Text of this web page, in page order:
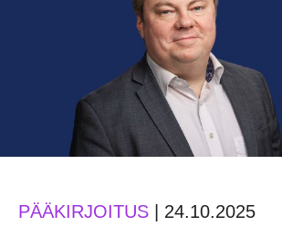
PÄÄKIRJOITUS 24.10.2025